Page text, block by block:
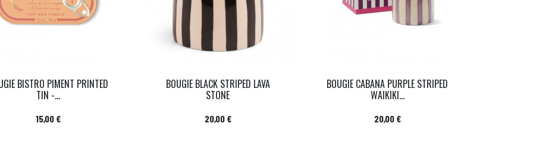
BISTRO PIMENT PRINTED
TIN -...
Prix
15,00 €
BOUGIE BLACK STRIPED LAVA
STONE
Prix
20,00 €
BOUGIE CABANA PURPLE STRIPED
WAIKIKI...
Prix
20,00 €